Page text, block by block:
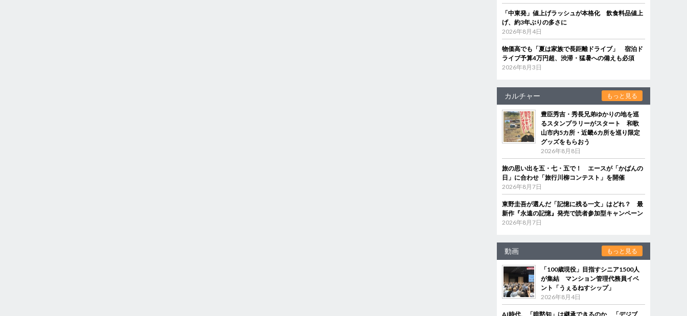
「中東発」値上げラッシュが本格化 飲食料品値上
げ、約3年ぶりの多さに
2026年8月4日
物価高でも「夏は家族で長距離ドライブ」 宿泊ド
ライブ予算4万円超、渋滞・猛暑への備えも必須
2026年8月3日
カルチャー もっと見る
豊臣秀吉・秀長兄弟ゆかりの地を巡
るスタンプラリーがスタート 和歌
山市内5カ所・近畿6カ所を巡り限定
グッズをもらおう
2026年8月8日
旅の思い出を五・七・五で！ エースが「かばんの
日」に合わせ「旅行川柳コンテスト」を開催
2026年8月7日
東野圭吾が選んだ「記憶に残る一文」はどれ？ 最
新作『永遠の記憶』発売で読者参加型キャンペーン
2026年8月7日
動画 もっと見る
「100歳現役」目指すシニア1500人
が集結 マンション管理代務員イベ
ント「うぇるねすシップ」
2026年8月4日
AI時代、「暗黙知」は継承できるのか 「デジブ